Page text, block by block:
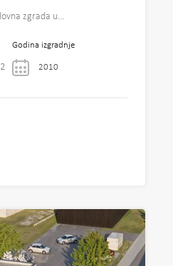
zgrada u…
Godina izgradnje
2010